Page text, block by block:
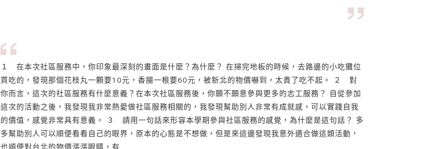
１ 在本次社區服務中，你印象最深刻的畫面是什麼？為什麼？ 在掃完地板的時候，去路邊的小吃攤位
買吃的，發現那個花枝丸一顆要10元，香腸一根要60元，被新北的物價嚇到，太貴了吃不起。 ２ 對
你而言，這次的社區服務有什麼意義？在本次社區服務後，你願不願意參與更多的志工服務？ 自從參加
這次的活動之後，我發現我非常熱愛做社區服務相關的，我發現幫助別人非常有成就感，可以實踐自我
的價值，感覺非常具有意義。 ３ 請用一句話來形容本學期參與社區服務的感覺，為什麼是這句話？ 多
多幫助別人可以順便看看自己的眼界，原本的心態是不想做，但是來這邊發現我意外適合做這類活動，
也順便對台北的物價漲漲眼睛，有